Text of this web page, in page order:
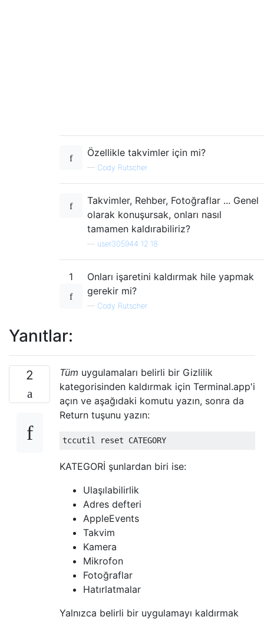
Özellikle takvimler için mi?
— Cody Rutscher
Takvimler, Rehber, Fotoğraflar ... Genel
olarak konuşursak, onları nasıl
tamamen kaldırabiliriz?
user305944 12:18
1
Onları işaretini kaldırmak hile yapmak
gerekir mi?
— Cody Rutscher
Yanıtlar:
2 Tüm uygulamaları belirli bir Gizlilik
kategorisinden kaldırmak için Terminal.app'i
açın ve aşağıdaki komutu yazın, sonra da
Return tuşunu yazın:
KATEGORİ şunlardan biri ise:
Ulaşılabilirlik
Adres defteri
AppleEvents
Takvim
Kamera
Mikrofon
Fotoğraflar
Hatırlatmalar
Yalnızca belirli bir uygulamayı kaldırmak